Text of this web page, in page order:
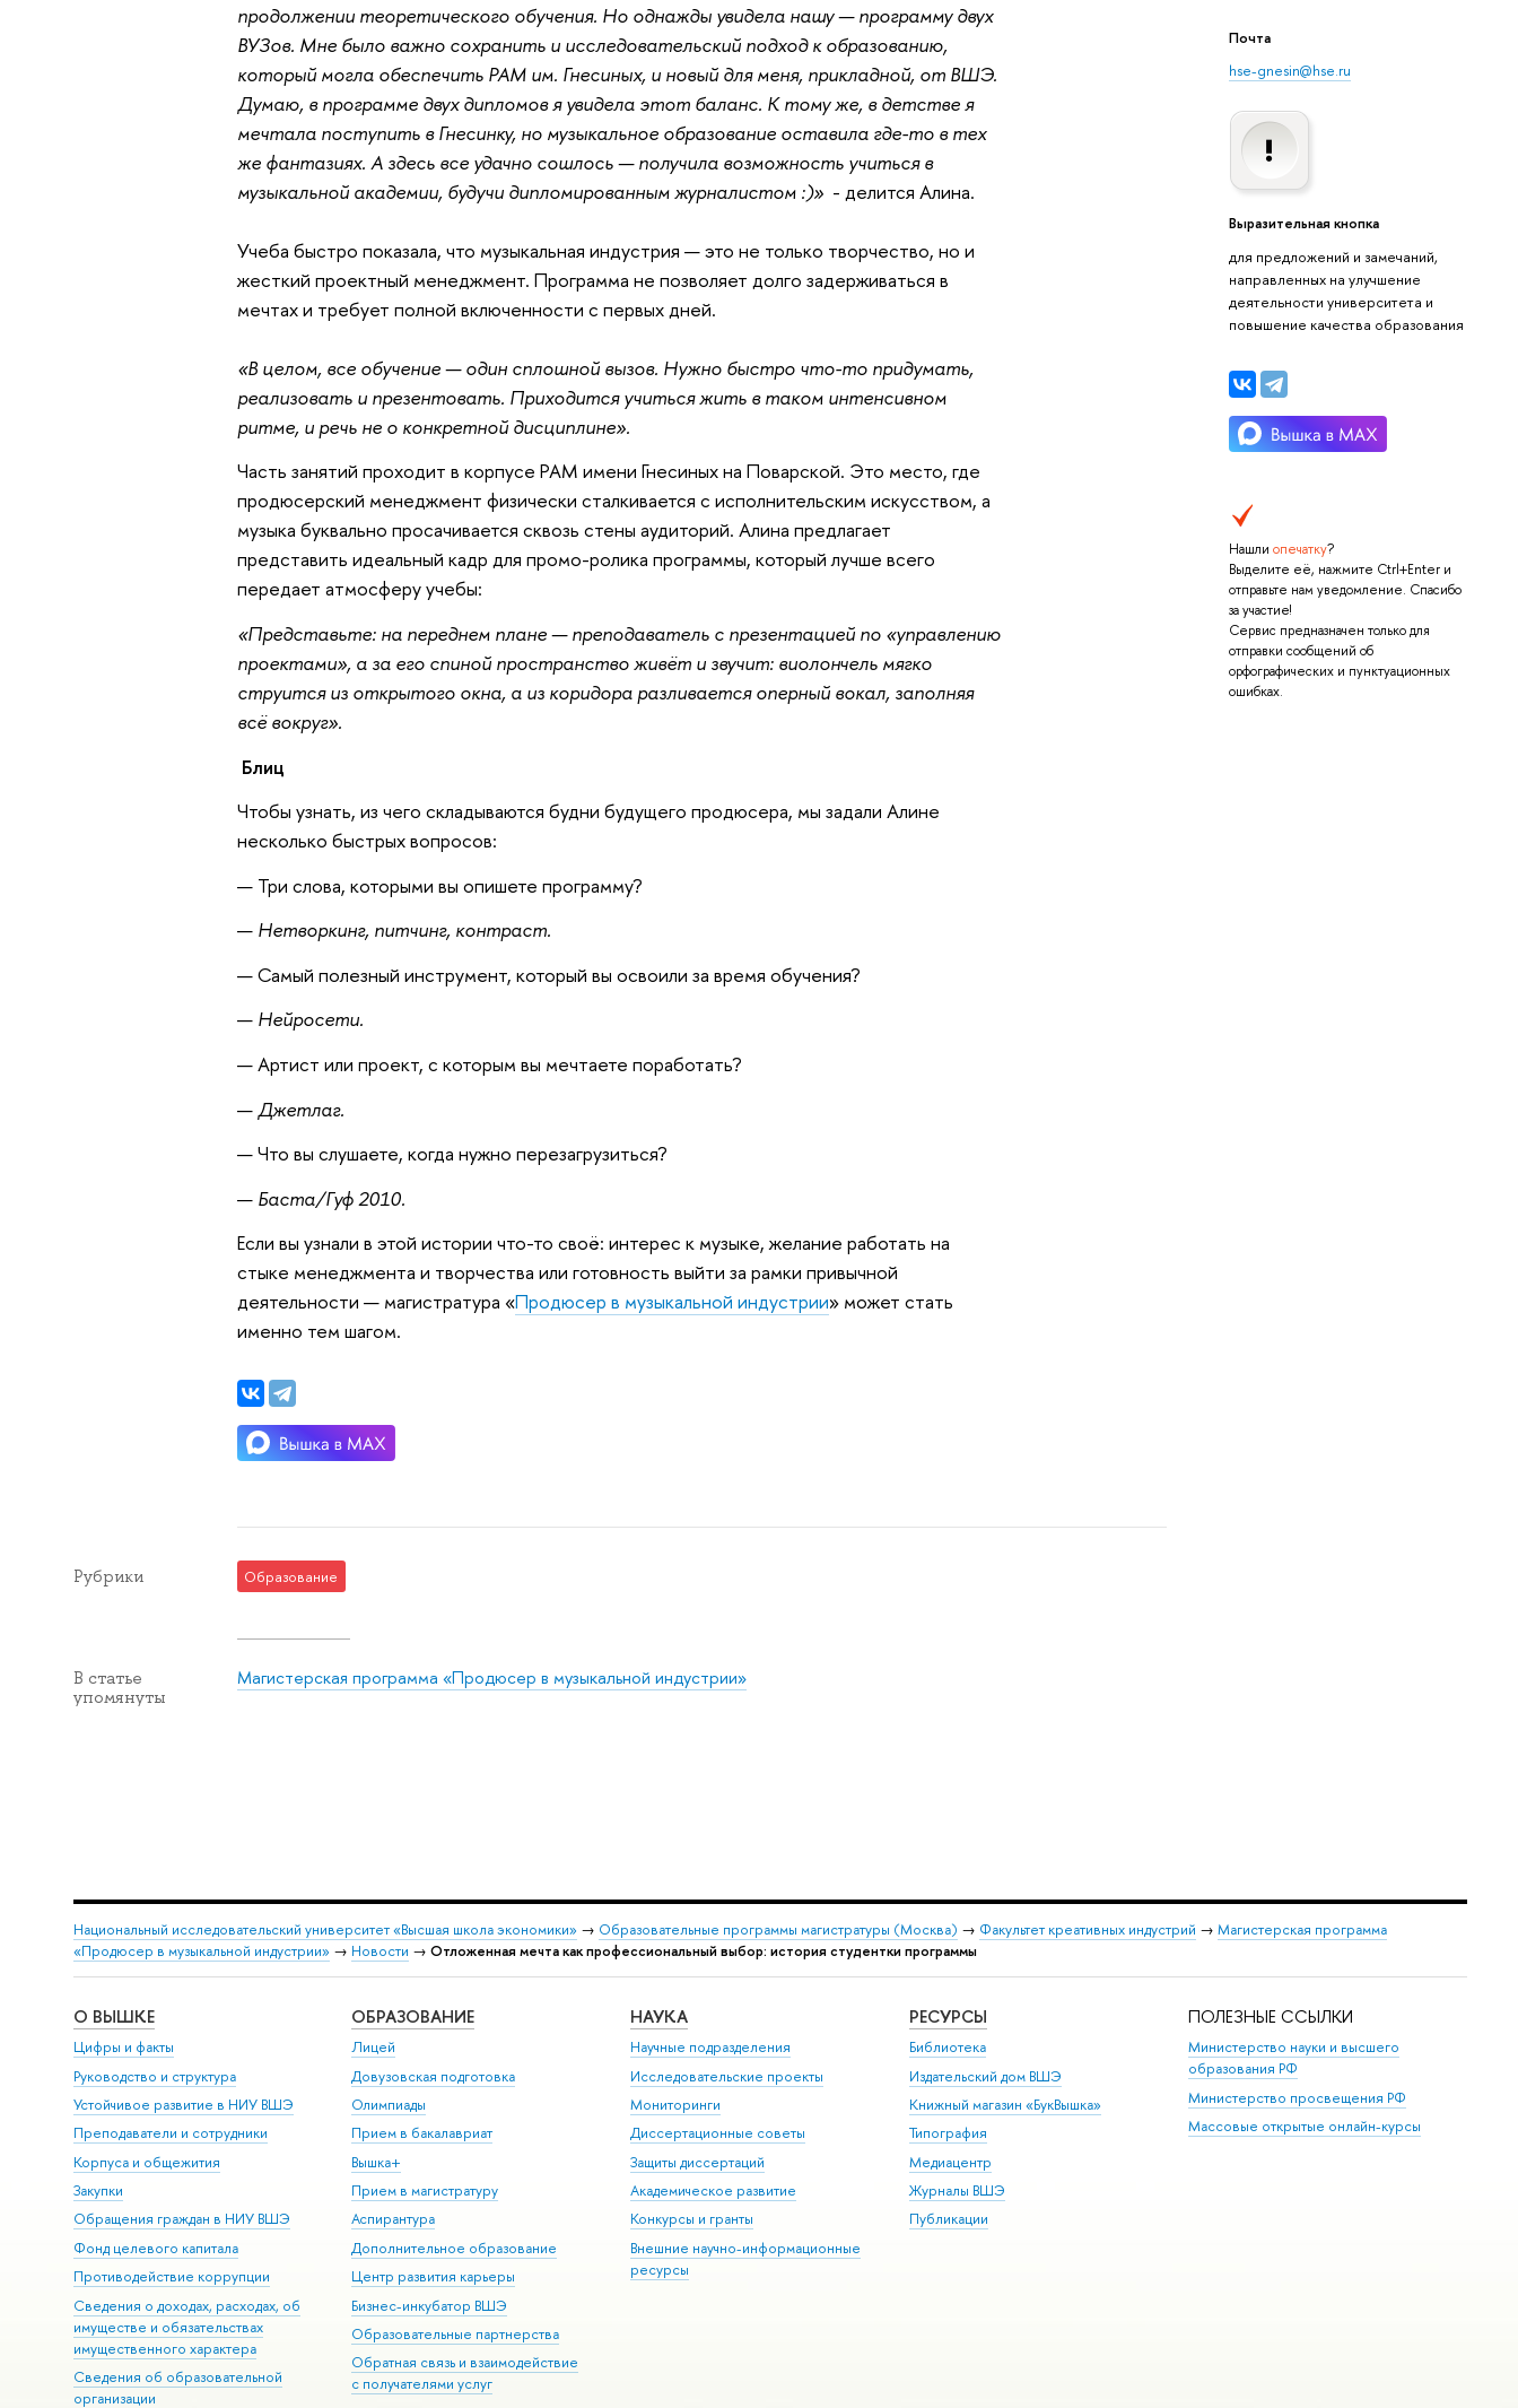
Почта
hse-gnesin@hse.ru
Выразительная кнопка
для предложений и замечаний,
направленных на улучшение
деятельности университета и
повышение качества образования
Нашли опечатку?
Выделите её, нажмите Ctrl+Enter и
отправьте нам уведомление. Спасибо
за участие!
Сервис предназначен только для
отправки сообщений об
орфографических и пунктуационных
ошибках.
продолжении теоретического обучения. Но однажды увидела нашу — программу двух
ВУЗов. Мне было важно сохранить и исследовательский подход к образованию,
который могла обеспечить РАМ им. Гнесиных, и новый для меня, прикладной, от ВШЭ.
Думаю, в программе двух дипломов я увидела этот баланс. К тому же, в детстве я
мечтала поступить в Гнесинку, но музыкальное образование оставила где-то в тех
же фантазиях. А здесь все удачно сошлось — получила возможность учиться в
музыкальной академии, будучи дипломированным журналистом :)» - делится Алина.
Учеба быстро показала, что музыкальная индустрия — это не только творчество, но и
жесткий проектный менеджмент. Программа не позволяет долго задерживаться в
мечтах и требует полной включенности с первых дней.
«В целом, все обучение — один сплошной вызов. Нужно быстро что-то придумать,
реализовать и презентовать. Приходится учиться жить в таком интенсивном
ритме, и речь не о конкретной дисциплине».
Часть занятий проходит в корпусе РАМ имени Гнесиных на Поварской. Это место, где
продюсерский менеджмент физически сталкивается с исполнительским искусством, а
музыка буквально просачивается сквозь стены аудиторий. Алина предлагает
представить идеальный кадр для промо-ролика программы, который лучше всего
передает атмосферу учебы:
«Представьте: на переднем плане — преподаватель с презентацией по «управлению
проектами», а за его спиной пространство живёт и звучит: виолончель мягко
струится из открытого окна, а из коридора разливается оперный вокал, заполняя
всё вокруг».
Блиц
Чтобы узнать, из чего складываются будни будущего продюсера, мы задали Алине
несколько быстрых вопросов:
— Три слова, которыми вы опишете программу?
— Нетворкинг, питчинг, контраст.
— Самый полезный инструмент, который вы освоили за время обучения?
— Нейросети.
— Артист или проект, с которым вы мечтаете поработать?
—Джетлаг.
— Что вы слушаете, когда нужно перезагрузиться?
— Баста/Гуф 2010.
Если вы узнали в этой истории что-то своё: интерес к музыке, желание работать на
стыке менеджмента и творчества или готовность выйти за рамки привычной
деятельности — магистратура «Продюсер в музыкальной индустрии» может стать
именно тем шагом.
Рубрики Образование
В статье
упомянуты
Магистерская программа «Продюсер в музыкальной индустрии»
Национальный исследовательский университет «Высшая школа экономики» → Образовательные программы магистратуры (Москва) → Факультет креативных индустрий → Магистерская программа
«Продюсер в музыкальной индустрии» → Новости → Отложенная мечта как профессиональный выбор: история студентки программы
О ВЫШКЕ
Цифры и факты
Руководство и структура
Устойчивое развитие в НИУ ВШЭ
Преподаватели и сотрудники
Корпуса и общежития
Закупки
Обращения граждан в НИУ ВШЭ
Фонд целевого капитала
Противодействие коррупции
Сведения о доходах, расходах, об
имуществе и обязательствах
имущественного характера
Сведения об образовательной
организации
ОБРАЗОВАНИЕ
Лицей
Довузовская подготовка
Олимпиады
Прием в бакалавриат
Вышка+
Прием в магистратуру
Аспирантура
Дополнительное образование
Центр развития карьеры
Бизнес-инкубатор ВШЭ
Образовательные партнерства
Обратная связь и взаимодействие
с получателями услуг
НАУКА
Научные подразделения
Исследовательские проекты
Мониторинги
Диссертационные советы
Защиты диссертаций
Академическое развитие
Конкурсы и гранты
Внешние научно-информационные
ресурсы
РЕСУРСЫ
Библиотека
Издательский дом ВШЭ
Книжный магазин «БукВышка»
Типография
Медиацентр
Журналы ВШЭ
Публикации
ПОЛЕЗНЫЕ ССЫЛКИ
Министерство науки и высшего
образования РФ
Министерство просвещения РФ
Массовые открытые онлайн-курсы